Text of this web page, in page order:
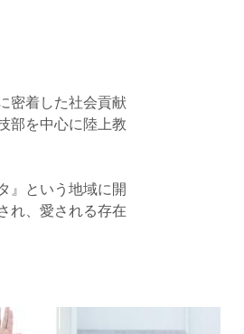
密着した社会貢献
部を中心に陸上教
』という地域に開
れ、愛される存在